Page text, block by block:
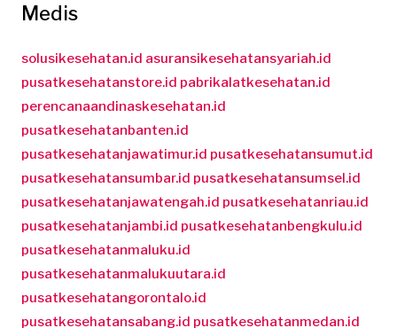
Medis
solusikesehatan.id asuransikesehatansyariah.id
pusatkesehatanstore.id pabrikalatkesehatan.id
perencanaandinaskesehatan.id
pusatkesehatanbanten.id
pusatkesehatanjawatimur.id pusatkesehatansumut.id
pusatkesehatansumbar.id pusatkesehatansumsel.id
pusatkesehatanjawatengah.id pusatkesehatanriau.id
pusatkesehatanjambi.id pusatkesehatanbengkulu.id
pusatkesehatanmaluku.id
pusatkesehatanmalukuutara.id
pusatkesehatangorontalo.id
pusatkesehatansabang.id pusatkesehatanmedan.id